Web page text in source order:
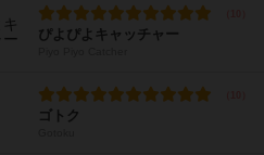
ぴよぴよキャッチャー
ゴトク